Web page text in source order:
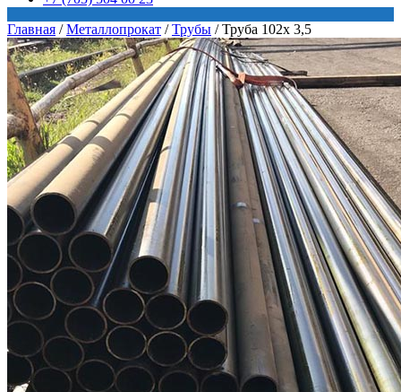
Главная / Металлопрокат / Трубы /Труба 102х 3,5